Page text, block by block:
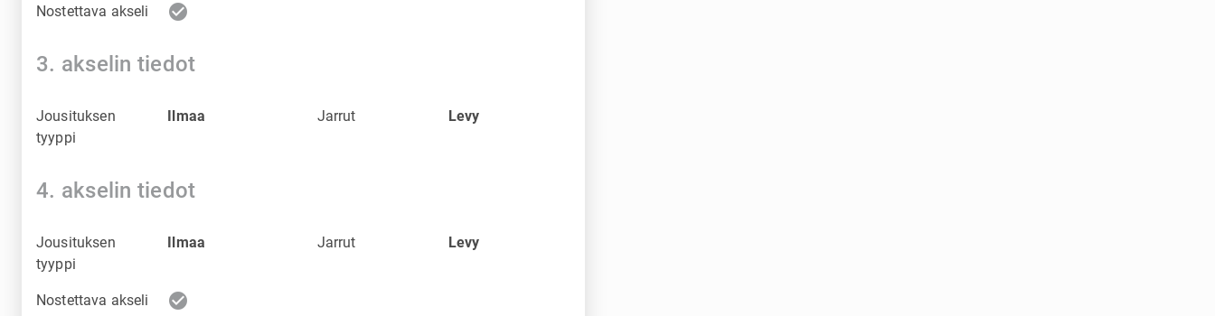
Nostettava akseli check_circle
3. akselin tiedot
Jousituksen
tyyppi
Ilmaa Jarrut Levy
4. akselin tiedot
Jousituksen
tyyppi
Ilmaa Jarrut Levy
Nostettava akseli check_circle